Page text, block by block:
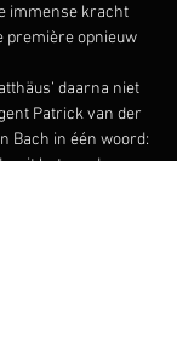
immense kracht
première opnieuw
daarna niet
Patrick van der
Bach in één woord:
het om de